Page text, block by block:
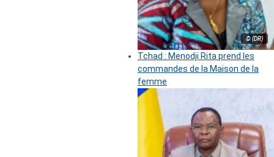
© (DR)
Tchad : Menodji Rita prend les
commandes de la Maison de la
femme